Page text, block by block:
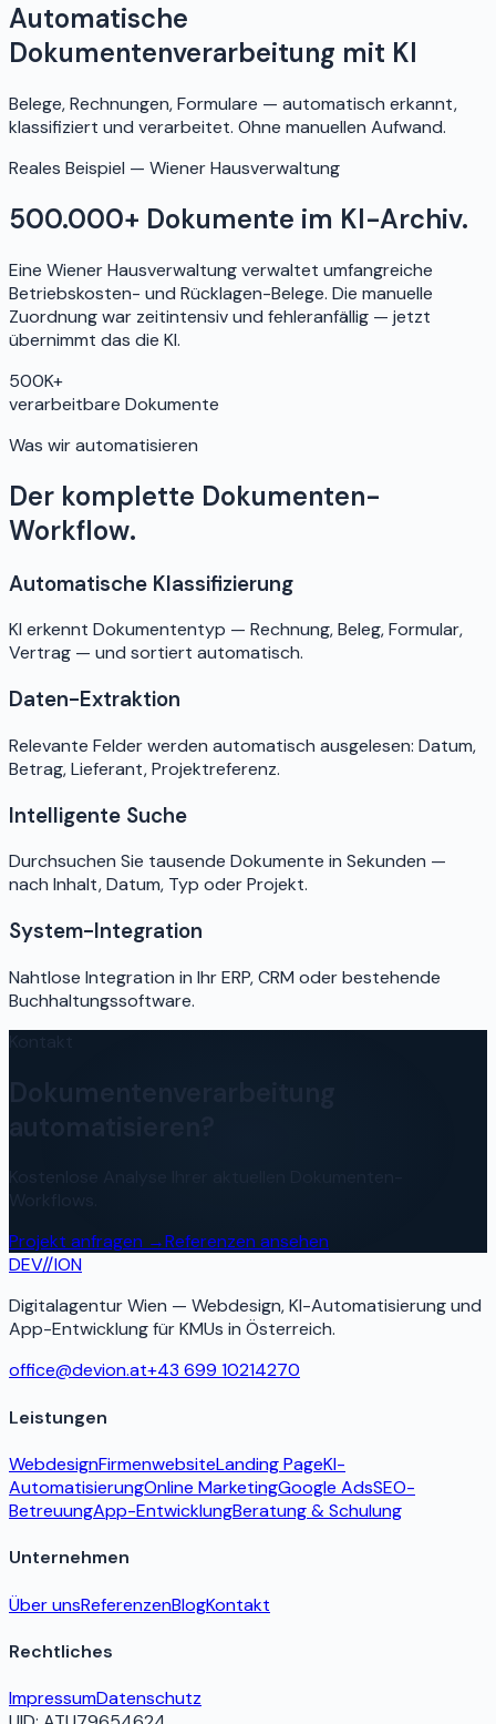
Automatische
Dokumentenverarbeitung mit KI
Belege, Rechnungen, Formulare — automatisch erkannt,
klassifiziert und verarbeitet. Ohne manuellen Aufwand.
Reales Beispiel — Wiener Hausverwaltung
500.000+ Dokumente im KI-Archiv.
Eine Wiener Hausverwaltung verwaltet umfangreiche
Betriebskosten- und Rücklagen-Belege. Die manuelle
Zuordnung war zeitintensiv und fehleranfällig — jetzt
übernimmt das die KI.
500K+
verarbeitbare Dokumente
Was wir automatisieren
Der komplette Dokumenten-
Workflow.
Automatische Klassifizierung
KI erkennt Dokumententyp — Rechnung, Beleg, Formular,
Vertrag — und sortiert automatisch.
Daten-Extraktion
Relevante Felder werden automatisch ausgelesen: Datum,
Betrag, Lieferant, Projektreferenz.
Intelligente Suche
Durchsuchen Sie tausende Dokumente in Sekunden —
nach Inhalt, Datum, Typ oder Projekt.
System-Integration
Nahtlose Integration in Ihr ERP, CRM oder bestehende
Buchhaltungssoftware.
Projekt anfragen →Referenzen ansehen
DEV//ION
Digitalagentur Wien — Webdesign, KI-Automatisierung und
App-Entwicklung für KMUs in Österreich.
office@devion.at+43 699 10214270
Leistungen
WebdesignFirmenwebsiteLanding PageKI-
AutomatisierungOnline MarketingGoogle AdsSEO-
BetreuungApp-EntwicklungBeratung & Schulung
Unternehmen
Über unsReferenzenBlogKontakt
Rechtliches
ImpressumDatenschutz